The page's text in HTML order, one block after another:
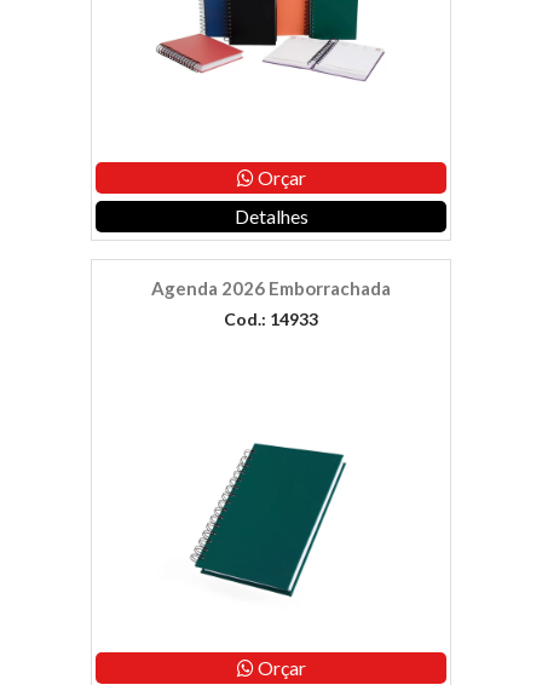
Orçar
Detalhes
Agenda 2026 Emborrachada
Cod.: 14933
Orçar